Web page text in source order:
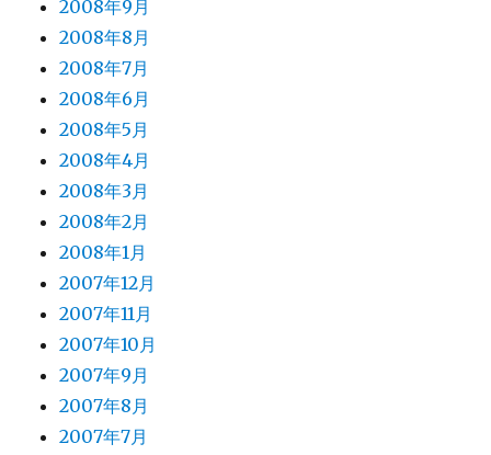
2008年9月
2008年8月
2008年7月
2008年6月
2008年5月
2008年4月
2008年3月
2008年2月
2008年1月
2007年12月
2007年11月
2007年10月
2007年9月
2007年8月
2007年7月